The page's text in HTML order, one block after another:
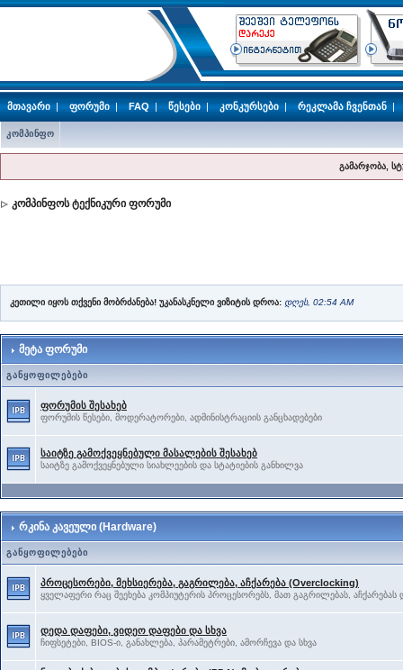
მთავარი| ფორუმი| FAQ| წესები| კონკურსები| რეკლამა ჩვენთან|
კომპინფო
გამარჯობა,
კომპინფოს ტექნიკური ფორუმი
კეთილი იყოს თქვენი მობრძანება! უკანასკნელი ვიზიტის დროა: დღეს, 02:54 AM
მეტა ფორუმი
განყოფილებები
ფორუმის შესახებ
ფორუმის წესები, მოდერატორები, ადმინისტრაციის განცხადებები
საიტზე გამოქვეყნებული მასალების შესახებ
საიტზე გამოქვეყნებული სიახლეების და სტატიების განხილვა
რკინა კავეული (Hardware)
განყოფილებები
პროცესორები, მეხსიერება, გაგრილება, აჩქარება (Overclocking)
ყველაფერი რაც შეეხება კომპიუტერის პროცესორებს, მათ გაგრილებას, აჩქარებას
დედა დაფები, ვიდეო დაფები და სხვა
ჩიფსეტები, BIOS-ი, განახლება, პარამეტრები, ამორჩევა და სხვა